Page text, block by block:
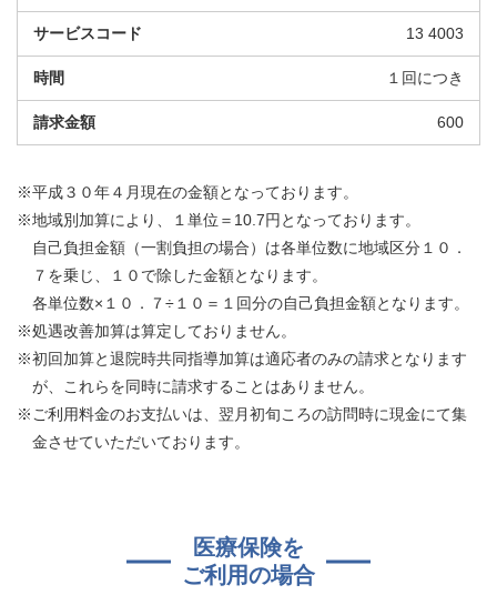
13 4003
１回につき
600
※平成３０年４月現在の金額となっております。
※地域別加算により、１単位＝10.7円となっております。
自己負担金額（一割負担の場合）は各単位数に地域区分１０．
７を乗じ、１０で除した金額となります。
各単位数×１０．７÷１０＝１回分の自己負担金額となります。
※処遇改善加算は算定しておりません。
※初回加算と退院時共同指導加算は適応者のみの請求となります
が、これらを同時に請求することはありません。
※ご利用料金のお支払いは、翌月初旬ころの訪問時に現金にて集
金させていただいております。
医療保険を
ご利用の場合